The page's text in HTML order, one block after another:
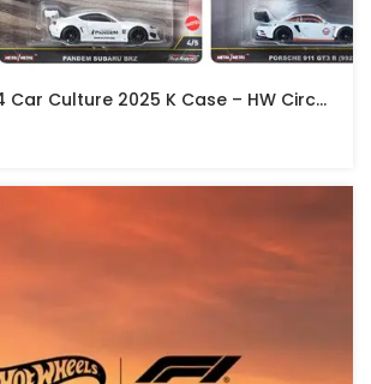
Hot Wheels 1:64 Car Culture 2025 K Case – HW Circuit Legends